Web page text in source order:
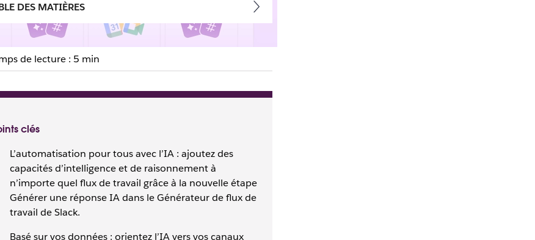
sans code : présentation des nouvelles
DES MATIÈRES
de lecture : 5 min
clés
L’automatisation pour tous avec l’IA : ajoutez des
capacités d’intelligence et de raisonnement à
n’importe quel flux de travail grâce à la nouvelle étape
Générer une réponse IA dans le Générateur de flux de
travail de Slack.
Basé sur vos données : orientez l’IA vers vos canaux